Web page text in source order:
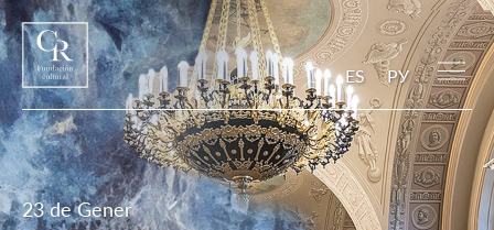
ES РУ
23 de Gener